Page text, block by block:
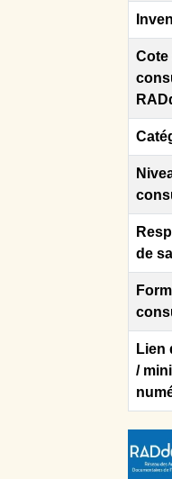
Cote
de
Lien
/